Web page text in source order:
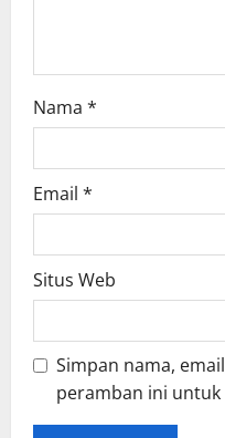
Nama *
Email *
Situs Web
Simpan nama,
peramban ini